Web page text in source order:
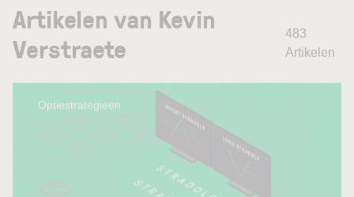
Artikelen van Kevin
Verstraete
483
Artikelen
Optiestrategieën